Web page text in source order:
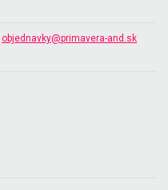
objednavky@primavera-and.sk